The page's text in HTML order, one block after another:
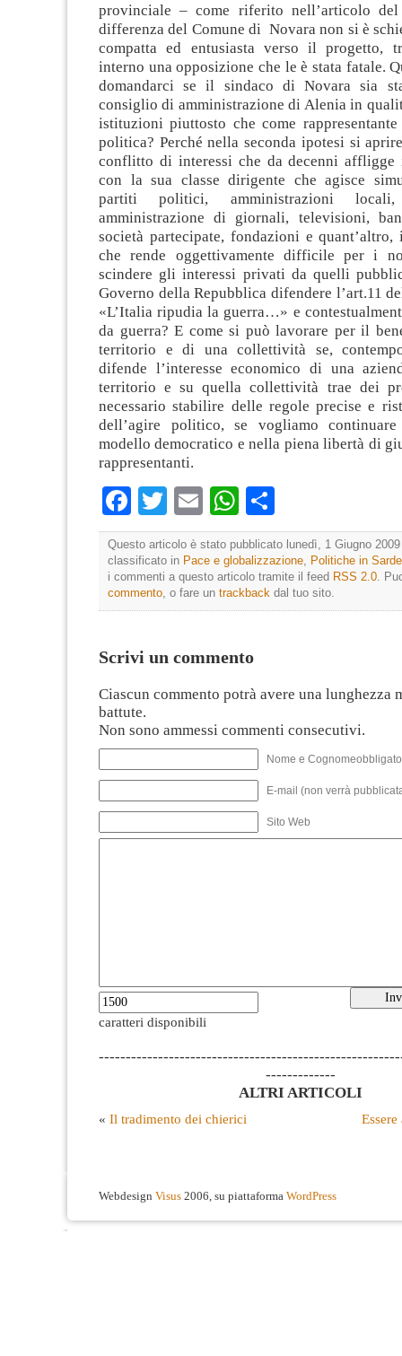
provinciale – come riferito nell’articolo
differenza del Comune di Novara non si è
compatta ed entusiasta verso il progetto,
interno una opposizione che le è stata fatale.
domandarci se il sindaco di Novara sia
consiglio di amministrazione di Alenia in
istituzioni piuttosto che come
politica? Perché nella seconda ipotesi si
conflitto di interessi che da decenni affligge
con la sua classe dirigente che agisce
partiti politici, amministrazioni
amministrazione di giornali, televisioni,
società partecipate, fondazioni e
che rende oggettivamente difficile per i
scindere gli interessi privati da quelli
Governo della Repubblica difendere l’art.11
«L’Italia ripudia la guerra…» e
da guerra? E come si può lavorare per il
territorio e di una collettività se,
difende l’interesse economico di una
territorio e su quella collettività trae dei
necessario stabilire delle regole precise e
dell’agire politico, se vogliamo
modello democratico e nella piena libertà di
rappresentanti.
Facebook
TwitterEmailWhatsApp
Questo articolo è stato pubblicato lunedì, 1 Giugno
classificato in Pace e globalizzazione
Politiche in
i commenti a questo articolo tramite il feed RSS 2.0 .
commento , o fare un trackback dal tuo sito.
Scrivi un commento
Ciascun commento potrà avere una lunghezza
battute.
Non sono ammessi commenti consecutivi.
Nome e
E-mail (non verrà
Sito Web
caratteri disponibili
-------------
ALTRI ARTICOLI
« Il tradimento dei chierici
Webdesign Visus 2006, su piattaforma WordPress